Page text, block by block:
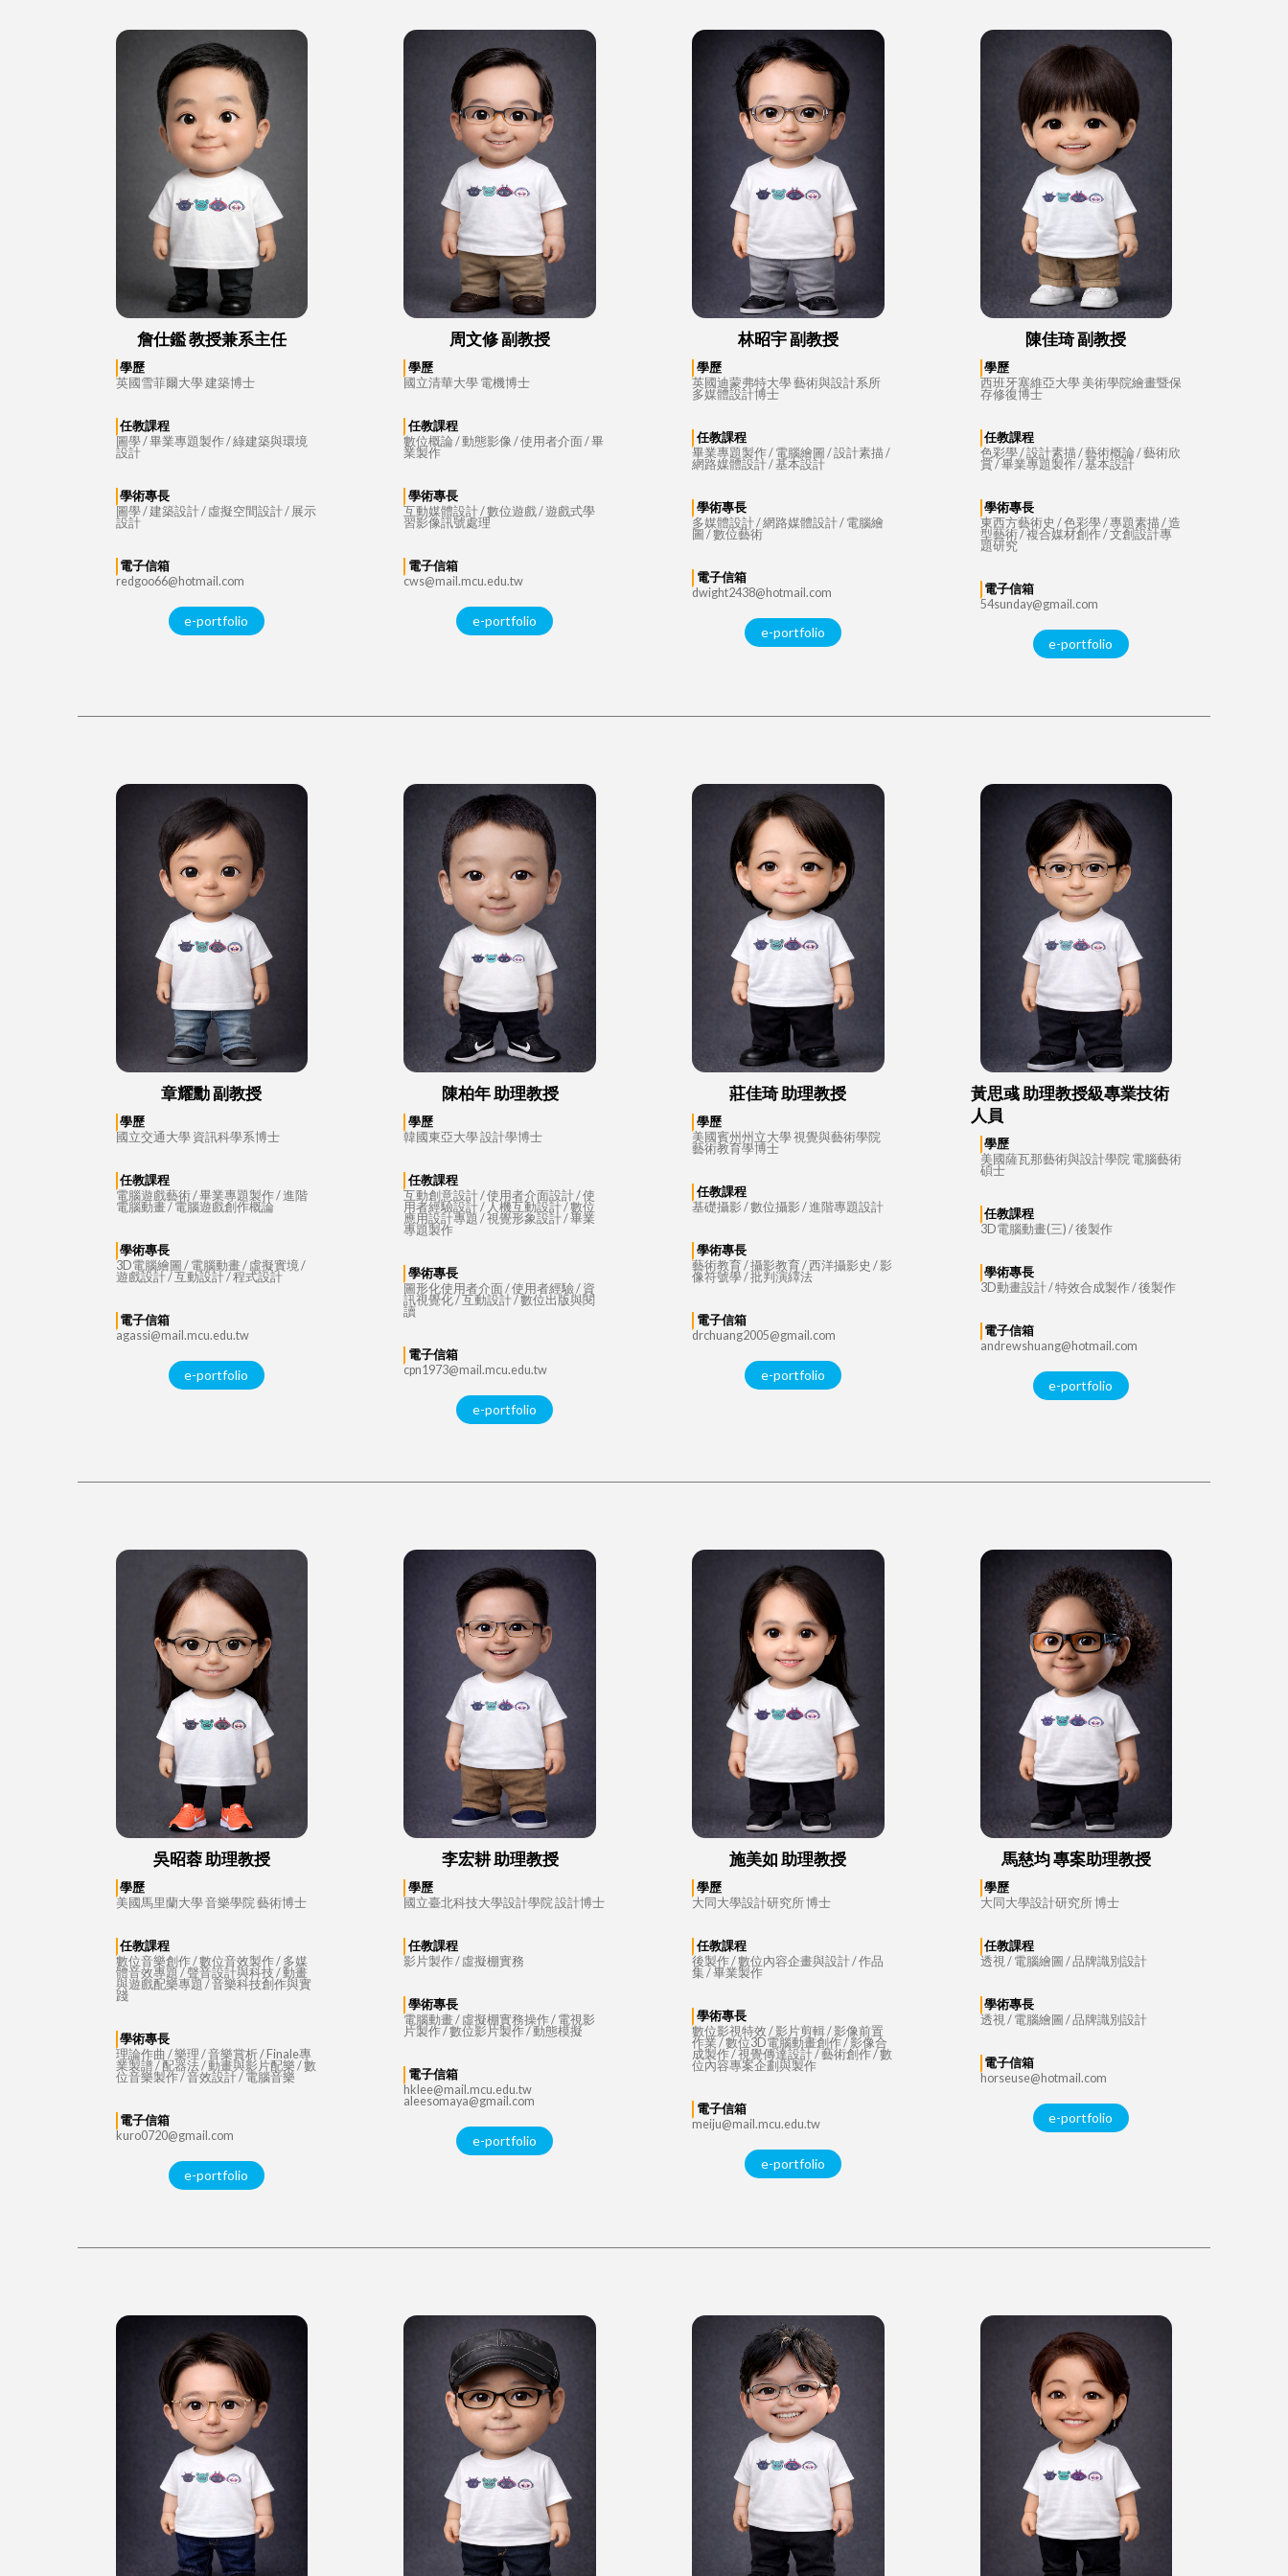
詹仕鑑 教授兼系主任
學歷
英國雪菲爾大學 建築博士
任教課程
圖學 / 畢業專題製作 / 綠建築與環境
設計
學術專長
圖學 / 建築設計 / 虛擬空間設計 / 展示
設計
電子信箱
redgoo66@hotmail.com
e-portfolio
周文修 副教授
學歷
國立清華大學 電機博士
任教課程
數位概論 / 動態影像 / 使用者介面 / 畢
業製作
學術專長
互動媒體設計 / 數位遊戲 / 遊戲式學
習影像訊號處理
電子信箱
cws@mail.mcu.edu.tw
e-portfolio
林昭宇 副教授
學歷
英國迪蒙弗特大學 藝術與設計系所
多媒體設計博士
任教課程
畢業專題製作 / 電腦繪圖 / 設計素描 /
網路媒體設計 / 基本設計
學術專長
多媒體設計 / 網路媒體設計 / 電腦繪
圖 / 數位藝術
電子信箱
dwight2438@hotmail.com
e-portfolio
陳佳琦 副教授
學歷
西班牙塞維亞大學 美術學院繪畫暨保
存修復博士
任教課程
色彩學 / 設計素描 / 藝術概論 / 藝術欣
賞 / 畢業專題製作 / 基本設計
學術專長
東西方藝術史 / 色彩學 / 專題素描 / 造
型藝術 / 複合媒材創作 / 文創設計專
題研究
電子信箱
54sunday@gmail.com
e-portfolio
章耀勳 副教授
學歷
國立交通大學 資訊科學系博士
任教課程
電腦遊戲藝術 / 畢業專題製作 / 進階
電腦動畫 / 電腦遊戲創作概論
學術專長
3D電腦繪圖 / 電腦動畫 / 虛擬實境 /
遊戲設計 / 互動設計 / 程式設計
電子信箱
agassi@mail.mcu.edu.tw
e-portfolio
陳柏年 助理教授
學歷
韓國東亞大學 設計學博士
任教課程
互動創意設計 / 使用者介面設計 / 使
用者經驗設計 / 人機互動設計 / 數位
應用設計專題 / 視覺形象設計 / 畢業
專題製作
學術專長
圖形化使用者介面 / 使用者經驗 / 資
訊視覺化 / 互動設計 / 數位出版與閱
讀
電子信箱
cpn1973@mail.mcu.edu.tw
e-portfolio
莊佳琦 助理教授
學歷
美國賓州州立大學 視覺與藝術學院
藝術教育學博士
任教課程
基礎攝影 / 數位攝影 / 進階專題設計
學術專長
藝術教育 / 攝影教育 / 西洋攝影史 / 影
像符號學 / 批判演繹法
電子信箱
drchuang2005@gmail.com
e-portfolio
黃思彧 助理教授級專業技術
人員
學歷
美國薩瓦那藝術與設計學院 電腦藝術
碩士
任教課程
3D電腦動畫(三) / 後製作
學術專長
3D動畫設計 / 特效合成製作 / 後製作
電子信箱
andrewshuang@hotmail.com
e-portfolio
吳昭蓉 助理教授
學歷
美國馬里蘭大學 音樂學院 藝術博士
任教課程
數位音樂創作 / 數位音效製作 / 多媒
體音效專題 / 聲音設計與科技 / 動畫
與遊戲配樂專題 / 音樂科技創作與實
踐
學術專長
理論作曲 / 樂理 / 音樂賞析 / Finale專
業製譜 / 配器法 / 動畫與影片配樂 / 數
位音樂製作 / 音效設計 / 電腦音樂
電子信箱
kuro0720@gmail.com
e-portfolio
李宏耕 助理教授
學歷
國立臺北科技大學設計學院 設計博士
任教課程
影片製作 / 虛擬棚實務
學術專長
電腦動畫 / 虛擬棚實務操作 / 電視影
片製作 / 數位影片製作 / 動態模擬
電子信箱
hklee@mail.mcu.edu.tw
aleesomaya@gmail.com
e-portfolio
施美如 助理教授
學歷
大同大學設計研究所 博士
任教課程
後製作 / 數位內容企畫與設計 / 作品
集 / 畢業製作
學術專長
數位影視特效 / 影片剪輯 / 影像前置
作業 / 數位3D電腦動畫創作 / 影像合
成製作 / 視覺傳達設計 / 藝術創作 / 數
位內容專案企劃與製作
電子信箱
meiju@mail.mcu.edu.tw
e-portfolio
馬慈均 專案助理教授
學歷
大同大學設計研究所 博士
任教課程
透視 / 電腦繪圖 / 品牌識別設計
學術專長
透視 / 電腦繪圖 / 品牌識別設計
電子信箱
horseuse@hotmail.com
e-portfolio